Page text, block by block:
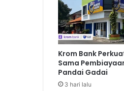
P
a
c
u
P
e
r
t
u
Krom Bank
Sama
Pandai Gadai
3 hari lalu